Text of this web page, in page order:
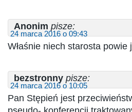
Anonim pisze:
24 marca 2016 o 09:43
Właśnie niech starosta powie
bezstronny pisze:
24 marca 2016 o 10:05
Pan Stępień jest